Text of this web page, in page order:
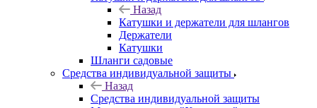
Назад
Катушки и держатели для шлангов
Держатели
Катушки
Шланги садовые
Средства индивидуальной защиты
Назад
Средства индивидуальной защиты